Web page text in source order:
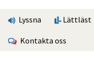
Lyssna Lättläst
Kontakta oss